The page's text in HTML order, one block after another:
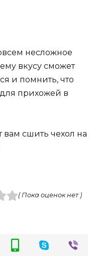
несложное
вкусу сможет
и помнить, что
прихожей в
сшить чехол на
( Пока оценок нет )